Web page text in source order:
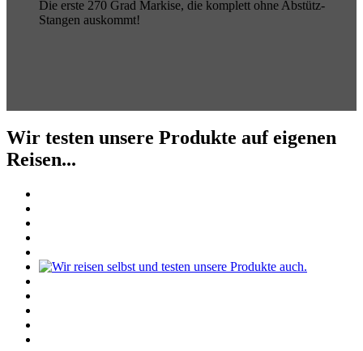
Die erste 270 Grad Markise, die komplett ohne Abstütz-
Stangen auskommt!
Wir testen unsere Produkte auf eigenen
Reisen...